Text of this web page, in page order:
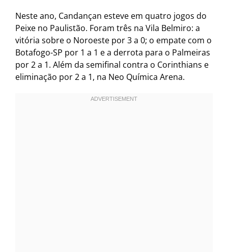
Neste ano, Candançan esteve em quatro jogos do
Peixe no Paulistão. Foram três na Vila Belmiro: a
vitória sobre o Noroeste por 3 a 0; o empate com o
Botafogo-SP por 1 a 1 e a derrota para o Palmeiras
por 2 a 1. Além da semifinal contra o Corinthians e
eliminação por 2 a 1, na Neo Química Arena.